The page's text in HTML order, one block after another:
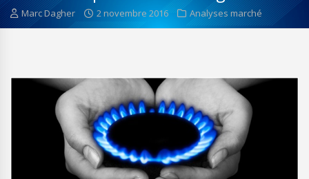
Marc Dagher 2 novembre 2016 Analyses marché